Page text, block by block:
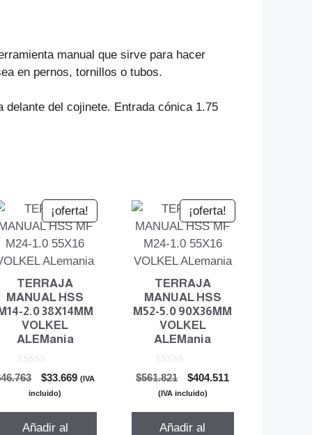
manual que sirve para hacer
en pernos, tornillos o tubos.
del cojinete. Entrada cónica 1.75
¡oferta!
TERRAJA
MANUAL HSS
M14-2.0 38X14MM
VOLKEL
ALEMania
0
d
46.763
El
precio
era:
$33.669El(IVA
incluido)
Añadir al
¡oferta!
TERRAJA
MANUAL HSS
M52-5.0 90X36MM
VOLKEL
ALEMania
0
d
e
$561.821
El
precio
era:
$404.511
(IVA incluido)
Añadir al